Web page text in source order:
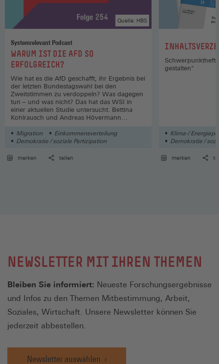
Systemrelevant Podcast
:WARUM IST DIE AFD SO
ERFOLGREICH?
Quelle: HBS
Wie hat es die AfD geschafft, ihr Ergebnis bei
der letzten Bundestagswahl bei den
Zweitstimmen zu verdoppeln? Was dagegen
tun – und was nicht? Das hat das WSI in
einer aktuellen Studie untersucht. Bettina
Kohlrausch und Andreas Hövermann
Migration
Einkommensverteilung
Demokratie / soziale Partizipation
merken teilen
:
Schwerpunktheft
gestalten"
Klima-/
Demokratie /
merken
NEWSLETTER MIT IHREN THEMEN
Bleiben Sie informiert: Neueste Forschungsergebnisse
und Infos zu den Themen Mitbestimmung, Arbeit,
Soziales, Wirtschaft. Unsere Newsletter können Sie
jederzeit abbestellen.
Newsletter auswählen